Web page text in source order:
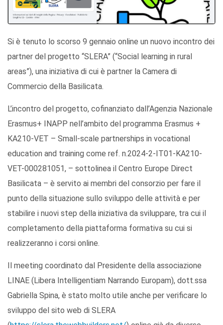
Si è tenuto lo scorso 9 gennaio online un nuovo incontro dei
partner del progetto “SLERA” (“Social learning in rural
areas”), una iniziativa di cui è partner la Camera di
Commercio della Basilicata.
L’incontro del progetto, cofinanziato dall’Agenzia Nazionale
Erasmus+ INAPP nell’ambito del programma Erasmus +
KA210-VET – Small-scale partnerships in vocational
education and training come ref. n.2024-2-IT01-KA210-
VET-000281051, – sottolinea il Centro Europe Direct
Basilicata – è servito ai membri del consorzio per fare il
punto della situazione sullo sviluppo delle attività e per
stabilire i nuovi step della iniziativa da sviluppare, tra cui il
completamento della piattaforma formativa su cui si
realizzeranno i corsi online.
Il meeting coordinato dal Presidente della associazione
LINAE (Libera Intelligentiam Narrando Europam), dott.ssa
Gabriella Spina, è stato molto utile anche per verificare lo
sviluppo del sito web di SLERA